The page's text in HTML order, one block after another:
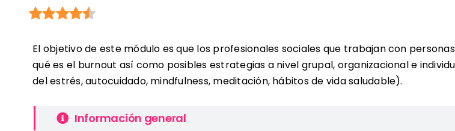
El objetivo de este módulo es que los profesionales sociales que trabajan con
qué es el burnout así como posibles estrategias a nivel grupal, organizacional e
del estrés, autocuidado, mindfulness, meditación, hábitos de vida saludable).
Información general